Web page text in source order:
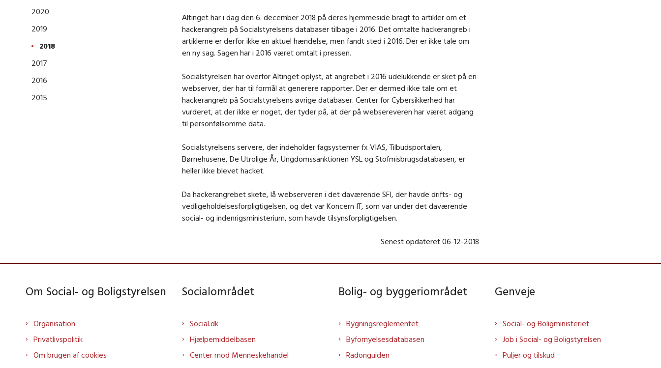
2020
2019
2018
2017
2016
2015
Altinget har i dag den 6. december 2018 på deres hjemmeside bragt to artikler om et
hackerangreb på Socialstyrelsens databaser tilbage i 2016. Det omtalte hackerangreb i
artiklerne er derfor ikke en aktuel hændelse, men fandt sted i 2016. Der er ikke tale om
en ny sag. Sagen har i 2016 været omtalt i pressen.
Socialstyrelsen har overfor Altinget oplyst, at angrebet i 2016 udelukkende er sket på en
webserver, der har til formål at generere rapporter. Der er dermed ikke tale om et
hackerangreb på Socialstyrelsens øvrige databaser. Center for Cybersikkerhed har
vurderet, at der ikke er noget, der tyder på, at der på websereveren har været adgang
til personfølsomme data.
Socialstyrelsens servere, der indeholder fagsystemer fx VIAS, Tilbudsportalen,
Børnehusene, De Utrolige År, Ungdomssanktionen YSL og Stofmisbrugsdatabasen, er
heller ikke blevet hacket.
Da hackerangrebet skete, lå webserveren i det daværende SFI, der havde drifts- og
vedligeholdelsesforpligtigelsen, og det var Koncern IT, som var under det daværende
social- og indenrigsministerium, som havde tilsynsforpligtigelsen.
Senest opdateret 06-12-2018
Om Social- og Boligstyrelsen
Organisation
Privatlivspolitik
Om brugen af cookies
Socialområdet
Social.dk
Hjælpemiddelbasen
Center mod Menneskehandel
Bolig- og byggeriområdet
Bygningsreglementet
Byfornyelsesdatabasen
Radonguiden
Genveje
Social- og Boligministeriet
Job i Social- og Boligstyrelsen
Puljer og tilskud